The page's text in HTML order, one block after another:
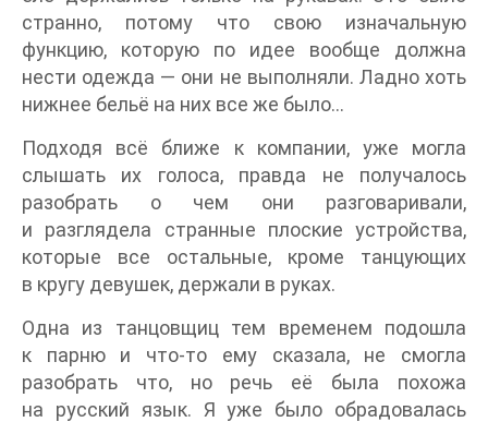
странно, потому что свою изначальную
функцию, которую по идее вообще должна
нести одежда — они не выполняли. Ладно хоть
нижнее бельё на них все же было…
Подходя всё ближе к компании, уже могла
слышать их голоса, правда не получалось
разобрать о чем они разговаривали,
и разглядела странные плоские устройства,
которые все остальные, кроме танцующих
в кругу девушек, держали в руках.
Одна из танцовщиц тем временем подошла
к парню и что-то ему сказала, не смогла
разобрать что, но речь её была похожа
на русский язык. Я уже было обрадовалась